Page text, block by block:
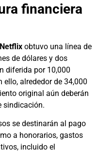
financiera
Netflix obtuvo una línea de
de dólares y dos
diferida por 10,000
alrededor de 34,000
original aún deberán
sindicación.
se destinarán al pago
a honorarios, gastos
incluido el